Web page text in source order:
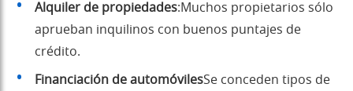
Alquiler de propiedades:Muchos propietarios sólo
aprueban inquilinos con buenos puntajes de
crédito.
Financiación de automóvilesSe conceden tipos de